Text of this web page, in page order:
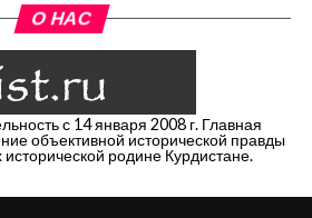
О НАС
с 14 января 2008 г. Главная
объективной исторической правды
родине Курдистане.